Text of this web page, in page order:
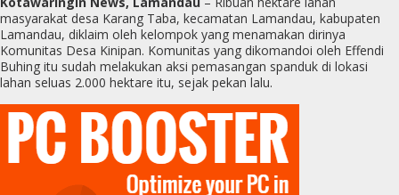
masyarakat desa Karang Taba, kecamatan Lamandau, kabupaten
Lamandau, diklaim oleh kelompok yang menamakan dirinya
Komunitas Desa Kinipan. Komunitas yang dikomandoi oleh Effendi
Buhing itu sudah melakukan aksi pemasangan spanduk di lokasi
lahan seluas 2.000 hektare itu, sejak pekan lalu.